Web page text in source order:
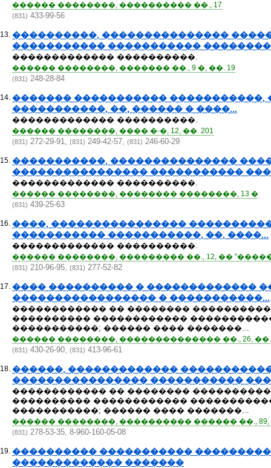
������ ��������, ���������� ��., 17
(831) 433-99-56
13. ����������, ���������������
����������� �����������
������������� ����������.
������ ��������, ������� ��., 9 �, ��. 19
(831) 248-28-84
14. ������� ����������� �����������,
�����������, ��, ������ � ����...
������������� ����������.
������ ��������, ���� �-�, 12, ��. 201
(831) 272-29-91, (831) 249-42-57, (831) 246-60-29
15. �����������, ���������������
���������������� �����������
������������� ����������.
������ ��������, �������� ��������, 13 �
(831) 439-25-63
16. ����, ����������������
����������� �����������, ��, ����...
������������� ����������.
������ ��������, ��������� ��., 12, ��
(831) 210-96-95, (831) 277-52-82
17. ���� ���������� � �������������
����������������� � �����������...
������������ �� ��������
���������� ������������
�����������; ������ ���� �������...
������ ��������, �������������� ��., 26, ��.
(831) 430-26-90, (831) 413-96-61
18. ������, �������������
���������������� �����������
������������ �� ��������
���������� ������������
�����������; ������ ���� �������...
������ ��������, ���������� ������ ��., 89,
(831) 278-53-35, 8-960-160-05-08
19. ���������� �����������
������������� �������